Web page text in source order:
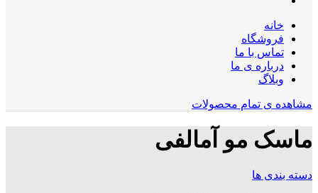
خانه
فروشگاه
تماس با ما
درباره ی ما
وبلاگ
مشاهده ی تمام محصولات
ماسک مو آمالفی
دسته بندی ها